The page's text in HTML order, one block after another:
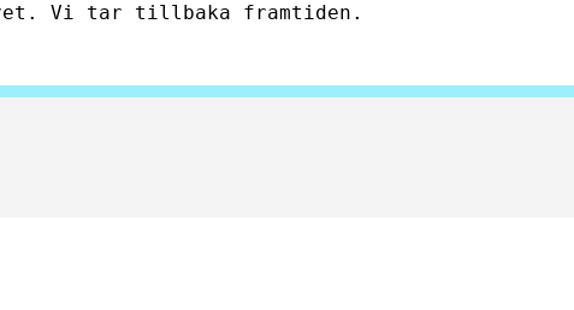
Vi tar tillbaka framtiden.